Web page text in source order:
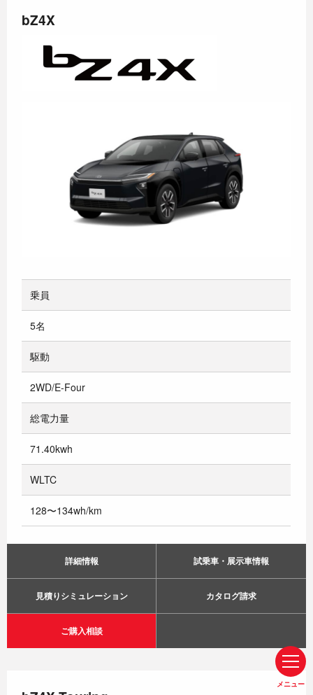
メニュー
bZ4X
乗員
5名
駆動
2WD/E-Four
総電力量
71.40kwh
WLTC
128〜134wh/km
詳細情報 試乗車・展示車情報
見積りシミュレーション カタログ請求
ご購入相談